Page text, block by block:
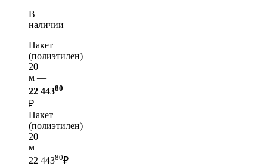
В
наличии
Пакет
(полиэтилен)
20
м —
22 44380
₽
Пакет
(полиэтилен)
20
м
22 44380₽